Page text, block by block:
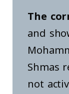
The
and
Shmas
not